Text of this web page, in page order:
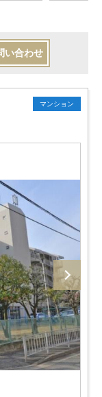
い合わせ
マンション